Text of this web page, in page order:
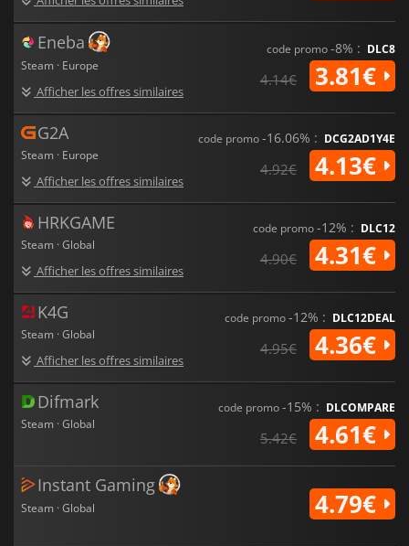
Eneba
Steam · Europe
Afficher les offres similaires
code promo-8% : DLC8
4.14€ 3.81€
G2A
Steam · Europe
Afficher les offres similaires
code promo-16.06% : DCG2AD1Y4E
4.92€ 4.13€
HRKGAME
Steam · Global
Afficher les offres similaires
code promo-12% : DLC12
4.90€ 4.31€
K4G
Steam · Global
Afficher les offres similaires
code promo-12% : DLC12DEAL
4.95€ 4.36€
Difmark
Steam · Global
code promo-15% : DLCOMPARE
5.42€ 4.61€
Instant Gaming
Steam · Global 4.79€